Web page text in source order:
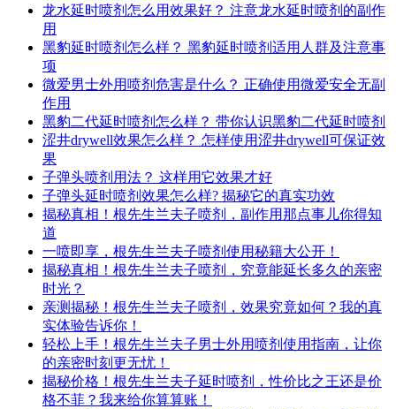
龙水延时喷剂怎么用效果好？ 注意龙水延时喷剂的副作
用
黑豹延时喷剂怎么样？ 黑豹延时喷剂适用人群及注意事
项
微爱男士外用喷剂危害是什么？ 正确使用微爱安全无副
作用
黑豹二代延时喷剂怎么样？ 带你认识黑豹二代延时喷剂
涩井drywell效果怎么样？ 怎样使用涩井drywell可保证效
果
子弹头喷剂用法？ 这样用它效果才好
子弹头延时喷剂效果怎么样? 揭秘它的真实功效
揭秘真相！根先生兰夫子喷剂，副作用那点事儿你得知
道
一喷即享，根先生兰夫子喷剂使用秘籍大公开！
揭秘真相！根先生兰夫子喷剂，究竟能延长多久的亲密
时光？
亲测揭秘！根先生兰夫子喷剂，效果究竟如何？我的真
实体验告诉你！
轻松上手！根先生兰夫子男士外用喷剂使用指南，让你
的亲密时刻更无忧！
揭秘价格！根先生兰夫子延时喷剂，性价比之王还是价
格不菲？我来给你算算账！